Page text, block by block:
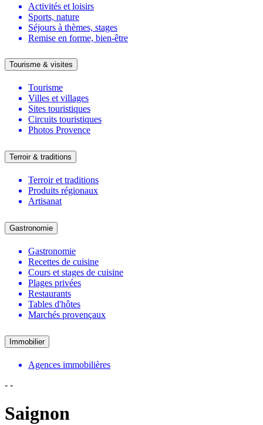
Activités et loisirs
Sports, nature
Séjours à thèmes, stages
Remise en forme, bien-être
Tourisme & visites
Tourisme
Villes et villages
Sites touristiques
Circuits touristiques
Photos Provence
Terroir & traditions
Terroir et traditions
Produits régionaux
Artisanat
Gastronomie
Gastronomie
Recettes de cuisine
Cours et stages de cuisine
Plages privées
Restaurants
Tables d'hôtes
Marchés provençaux
Immobilier
Agences immobilières
- -
Saignon